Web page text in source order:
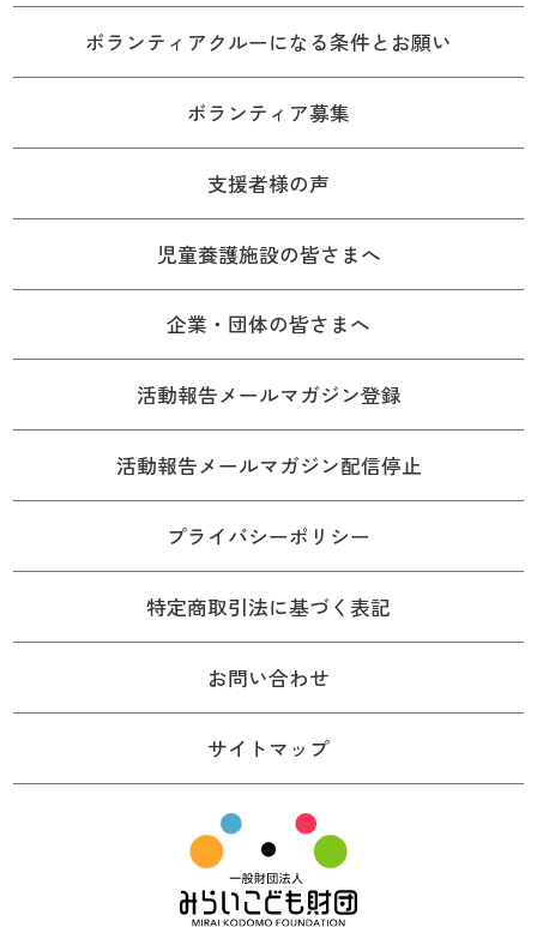
ボランティアクルーになる条件とお願い
ボランティア募集
支援者様の声
児童養護施設の皆さまへ
企業・団体の皆さまへ
活動報告メールマガジン登録
活動報告メールマガジン配信停止
プライバシーポリシー
特定商取引法に基づく表記
お問い合わせ
サイトマップ